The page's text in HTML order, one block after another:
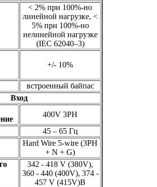
< 2% при 100%-но
линейной нагрузке, <
5% при 100%-но
нелинейной нагрузке
(IEC 62040–3)
+/- 10%
встроенный байпас
Вход
400V 3PH
45 – 65 Гц
Hard Wire 5-wire (3PH
+ N + G)
342 - 418 V (380V),
360 - 440 (400V), 374 -
457 V (415V)В